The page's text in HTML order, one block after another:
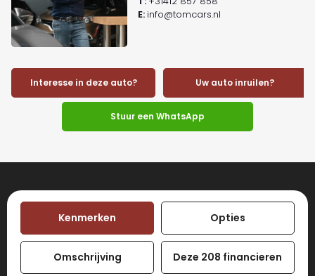
E: info@tomcars.nl
Interesse in deze auto? Uw auto inruilen?
Stuur een WhatsApp
Kenmerken Opties
Omschrijving Deze 208 financieren